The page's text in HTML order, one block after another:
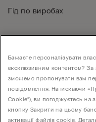
Гід по виробах
Юридична інформація
КОМПАНІЯ
Бажаєте персоналізувати
ексклюзивним контентом? За
зможемо пропонувати вам
повідомлення. Натискаючи
Cookie”), ви погоджуєтесь на
кнопку Закрити на цьому
активації файлів cookie.